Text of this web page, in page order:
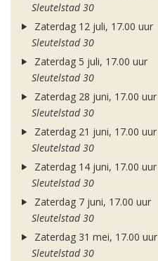
Sleutelstad 30
Zaterdag 12 juli, 17.00 uur
Sleutelstad 30
Zaterdag 5 juli, 17.00 uur
Sleutelstad 30
Zaterdag 28 juni, 17.00 uur
Sleutelstad 30
Zaterdag 21 juni, 17.00 uur
Sleutelstad 30
Zaterdag 14 juni, 17.00 uur
Sleutelstad 30
Zaterdag 7 juni, 17.00 uur
Sleutelstad 30
Zaterdag 31 mei, 17.00 uur
Sleutelstad 30